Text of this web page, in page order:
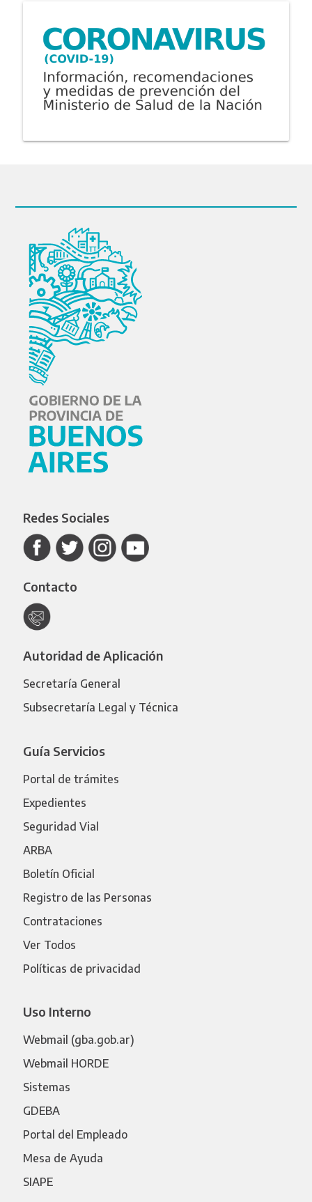
Redes Sociales
Contacto
Autoridad de Aplicación
Secretaría General
Subsecretaría Legal y Técnica
Guía Servicios
Portal de trámites
Expedientes
Seguridad Vial
ARBA
Boletín Oficial
Registro de las Personas
Contrataciones
Ver Todos
Políticas de privacidad
Uso Interno
Webmail (gba.gob.ar)
Webmail HORDE
Sistemas
GDEBA
Portal del Empleado
Mesa de Ayuda
SIAPE